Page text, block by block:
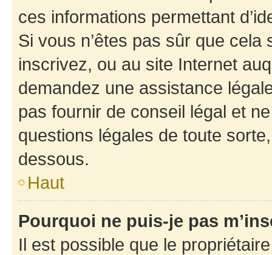
ces informations permettant
Si vous n’êtes pas sûr que
inscrivez, ou au site Internet
demandez une assistance
pas fournir de conseil légal et
questions légales de toute
dessous.
Haut
Pourquoi ne puis-je pas
Il est possible que le